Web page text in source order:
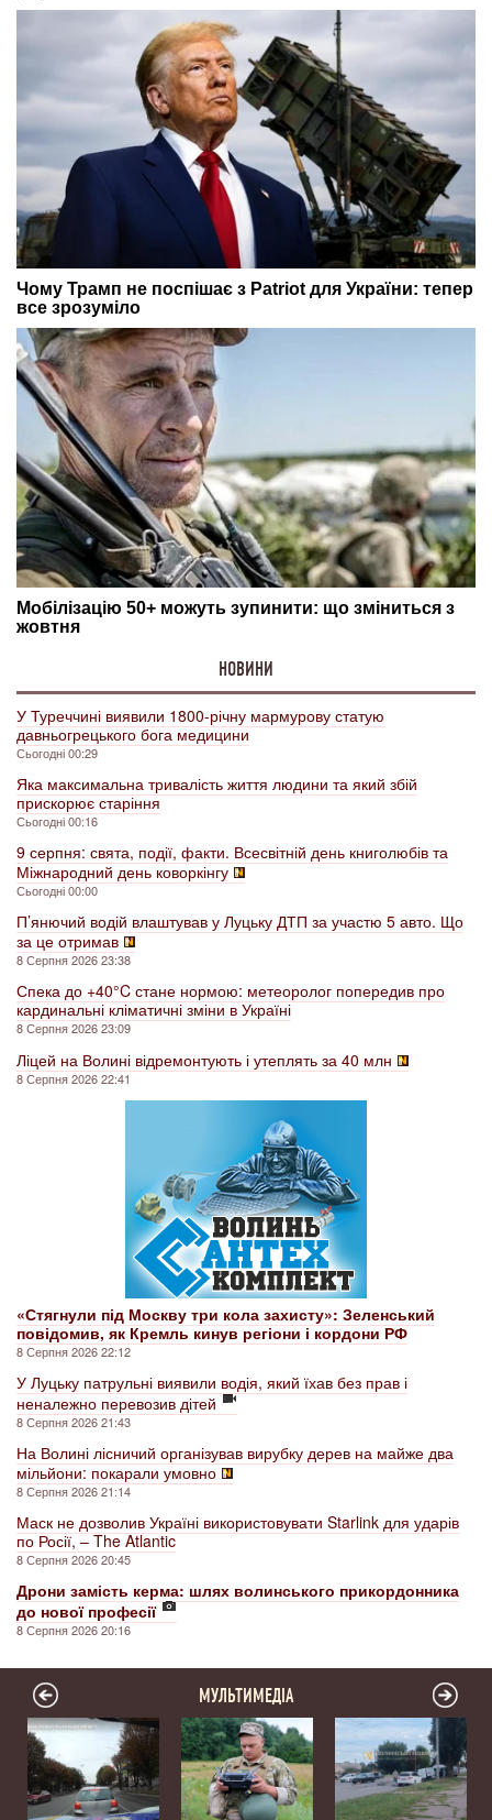
НОВИНИ
У Туреччині виявили 1800-річну мармурову статую
давньогрецького бога медицини
Сьогодні 00:29
Яка максимальна тривалість життя людини та який збій
прискорює старіння
Сьогодні 00:16
9 серпня: свята, події, факти. Всесвітній день книголюбів та
Міжнародний день коворкінгу
Сьогодні 00:00
П’янючий водій влаштував у Луцьку ДТП за участю 5 авто. Що
за це отримав
8 Серпня 2026 23:38
Спека до +40°C стане нормою: метеоролог попередив про
кардинальні кліматичні зміни в Україні
8 Серпня 2026 23:09
Ліцей на Волині відремонтують і утеплять за 40 млн
8 Серпня 2026 22:41
«Стягнули під Москву три кола захисту»: Зеленський
повідомив, як Кремль кинув регіони і кордони РФ
8 Серпня 2026 22:12
У Луцьку патрульні виявили водія, який їхав без прав і
неналежно перевозив дітей
8 Серпня 2026 21:43
На Волині лісничий організував вирубку дерев на майже два
мільйони: покарали умовно
8 Серпня 2026 21:14
Маск не дозволив Україні використовувати Starlink для ударів
по Росії, – The Atlantic
8 Серпня 2026 20:45
Дрони замість керма: шлях волинського прикордонника
до нової професії
8 Серпня 2026 20:16
МУЛЬТИМЕДІА